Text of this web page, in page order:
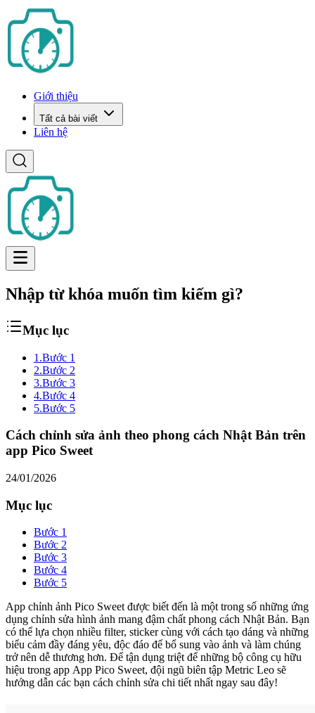
Giới thiệu
Tất cả bài viết
Liên hệ
Nhập từ khóa muốn tìm kiếm gì?
Mục lục
1.Bước 1
2.Bước 2
3.Bước 3
4.Bước 4
5.Bước 5
Cách chỉnh sửa ảnh theo phong cách Nhật Bản trên
app Pico Sweet
24/01/2026
Mục lục
Bước 1
Bước 2
Bước 3
Bước 4
Bước 5
App chỉnh ảnh Pico Sweet được biết đến là một trong số những ứng
dụng chỉnh sửa hình ảnh mang đậm chất phong cách Nhật Bản. Bạn
có thể lựa chọn nhiều filter, sticker cùng với cách tạo dáng và những
biểu cảm đầy đáng yêu, độc đáo để bổ sung vào ảnh và làm chúng
trở nên dễ thương hơn. Để tận dụng triệt để những bộ công cụ hữu
hiệu trong app App Pico Sweet, đội ngũ biên tập Metric Leo sẽ
hướng dẫn các bạn cách chỉnh sửa chi tiết nhất ngay sau đây!